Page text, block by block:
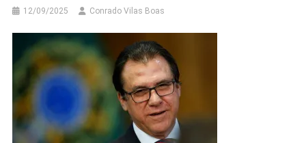
12/09/2025 Conrado Vilas Boas